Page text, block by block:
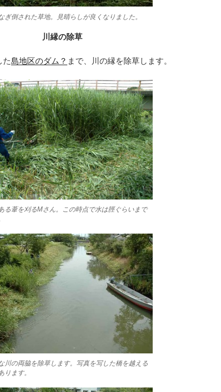
ぎ倒された草地。見晴らしが良くなりました。
川縁の除草
た島地区のダム？ まで、川の縁を除草します。
る葦を刈るMさん。この時点で水は脛ぐらいまで
川の両脇を除草します。写真を写した橋を越える
ります。